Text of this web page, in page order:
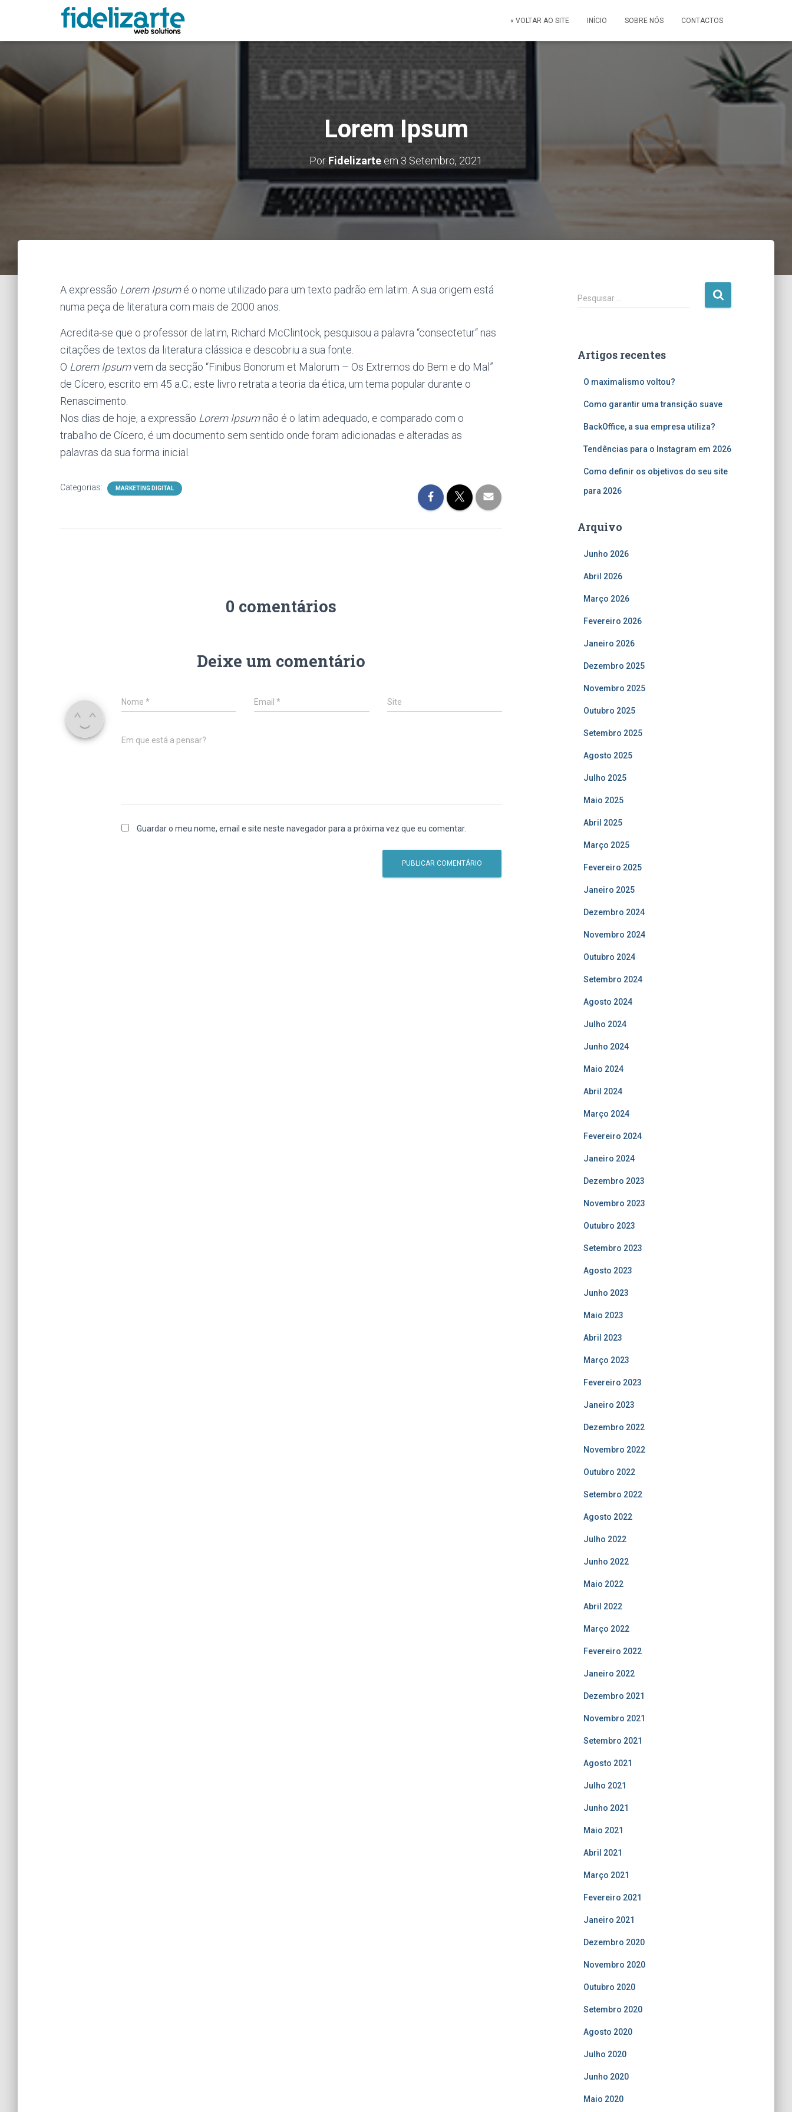
« VOLTAR AO SITE INÍCIO SOBRE NÓS CONTACTOS
Lorem Ipsum
Por Fidelizarte em 3 Setembro, 2021
A expressão Lorem Ipsumé o nome utilizado para um texto padrão em latim. A sua origem está
numa peça de literatura com mais de 2000 anos.
Acredita-se que o professor de latim, Richard McClintock, pesquisou a palavra “consectetur“ nas
citações de textos da literatura clássica e descobriu a sua fonte.
O Lorem Ipsumvem da secção “Finibus Bonorum et Malorum – Os Extremos do Bem e do Mal”
de Cícero, escrito em 45 a.C.; este livro retrata a teoria da ética, um tema popular durante o
Renascimento.
Nos dias de hoje, a expressão Lorem Ipsumnão é o latim adequado, e comparado com o
trabalho de Cícero, é um documento sem sentido onde foram adicionadas e alteradas as
palavras da sua forma inicial.
Categorias: MARKETING DIGITAL
0 comentários
Deixe um comentário
Nome * Email* Site
Em que está a pensar?
Guardar o meu nome, email e site neste navegador para a próxima vez que eu comentar.
P
e
i
Pesquisar …
Artigos recentes
O maximalismo voltou?
Como garantir uma transição suave
BackOffice, a sua empresa utiliza?
Tendências para o Instagram em 2026
Como definir os objetivos do seu site
para 2026
Arquivo
Junho 2026
Abril 2026
Março 2026
Fevereiro 2026
Janeiro 2026
Dezembro 2025
Novembro 2025
Outubro 2025
Setembro 2025
Agosto 2025
Julho 2025
Maio 2025
Abril 2025
Março 2025
Fevereiro 2025
Janeiro 2025
Dezembro 2024
Novembro 2024
Outubro 2024
Setembro 2024
Agosto 2024
Julho 2024
Junho 2024
Maio 2024
Abril 2024
Março 2024
Fevereiro 2024
Janeiro 2024
Dezembro 2023
Novembro 2023
Outubro 2023
Setembro 2023
Agosto 2023
Junho 2023
Maio 2023
Abril 2023
Março 2023
Fevereiro 2023
Janeiro 2023
Dezembro 2022
Novembro 2022
Outubro 2022
Setembro 2022
Agosto 2022
Julho 2022
Junho 2022
Maio 2022
Abril 2022
Março 2022
Fevereiro 2022
Janeiro 2022
Dezembro 2021
Novembro 2021
Setembro 2021
Agosto 2021
Julho 2021
Junho 2021
Maio 2021
Abril 2021
Março 2021
Fevereiro 2021
Janeiro 2021
Dezembro 2020
Novembro 2020
Outubro 2020
Setembro 2020
Agosto 2020
Julho 2020
Junho 2020
Maio 2020